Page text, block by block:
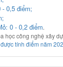
- 0,5 điểm;
0 - 0,2 điểm.
học công nghệ xây
tính điểm năm